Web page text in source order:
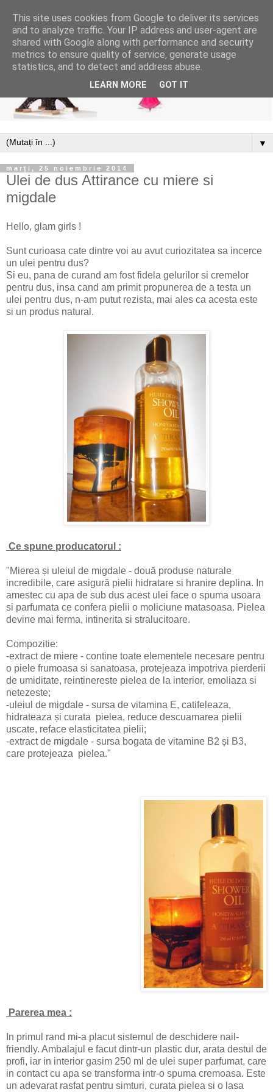
▼
marți, 25 noiembrie 2014
Ulei de dus Attirance cu miere si
migdale
Hello, glam girls !
Sunt curioasa cate dintre voi au avut curiozitatea sa incerce
un ulei pentru dus?
Si eu, pana de curand am fost fidela gelurilor si cremelor
pentru dus, insa cand am primit propunerea de a testa un
ulei pentru dus, n-am putut rezista, mai ales ca acesta este
si un produs natural.
Ce spune producatorul :
"Mierea și uleiul de migdale - două produse naturale
incredibile, care asigură pielii hidratare si hranire deplina. In
amestec cu apa de sub dus acest ulei face o spuma usoara
si parfumata ce confera pielii o moliciune matasoasa. Pielea
devine mai ferma, intinerita si stralucitoare.
Compozitie:
-extract de miere - contine toate elementele necesare pentru
o piele frumoasa si sanatoasa, protejeaza impotriva pierderii
de umiditate, reintinereste pielea de la interior, emoliaza si
netezeste;
-uleiul de migdale - sursa de vitamina E, catifeleaza,
hidrateaza și curata pielea, reduce descuamarea pielii
uscate, reface elasticitatea pielii;
-extract de migdale - sursa bogata de vitamine B2 și B3,
care protejeaza pielea."
Parerea mea :
In primul rand mi-a placut sistemul de deschidere nail-
friendly. Ambalajul e facut dintr-un plastic dur, arata destul de
profi, iar in interior gasim 250 ml de ulei super parfumat, care
in contact cu apa se transforma intr-o spuma cremoasa. Este
un adevarat rasfat pentru simturi, curata pielea si o lasa
This site uses cookies from Google to deliver its services
and to analyze traffic. Your IP address and user-agent are
shared with Google along with performance and security
metrics to ensure quality of service, generate usage
statistics, and to detect and address abuse.
LEARN MORE GOT IT